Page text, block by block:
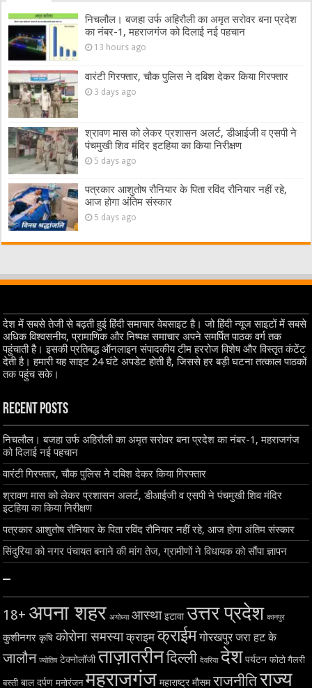
निचलौल। बजहा उर्फ अहिरौली का अमृत सरोवर बना प्रदेश
का नंबर-1, महराजगंज को दिलाई नई पहचान
13 hours ago
वारंटी गिरफ्तार, चौक पुलिस ने दबिश देकर किया गिरफ्तार
3 days ago
श्रावण मास को लेकर प्रशासन अलर्ट, डीआईजी व एसपी ने
पंचमुखी शिव मंदिर इटहिया का किया निरीक्षण
5 days ago
पत्रकार आशुतोष रौनियार के पिता रविंद रौनियार नहीं रहे,
आज होगा अंतिम संस्कार
5 days ago
देश में सबसे तेजी से बढ़ती हुई हिंदी समाचार वेबसाइट है। जो हिंदी न्यूज साइटों में सबसे
अधिक विश्वसनीय, प्रामाणिक और निष्पक्ष समाचार अपने समर्पित पाठक वर्ग तक
पहुंचाती है। इसकी प्रतिबद्ध ऑनलाइन संपादकीय टीम हररोज विशेष और विस्तृत कंटेंट
देती है। हमारी यह साइट 24 घंटे अपडेट होती है, जिससे हर बड़ी घटना तत्काल पाठकों
तक पहुंच सके।
Recent Posts
निचलौल। बजहा उर्फ अहिरौली का अमृत सरोवर बना प्रदेश का नंबर-1, महराजगंज
को दिलाई नई पहचान
वारंटी गिरफ्तार, चौक पुलिस ने दबिश देकर किया गिरफ्तार
श्रावण मास को लेकर प्रशासन अलर्ट, डीआईजी व एसपी ने पंचमुखी शिव मंदिर
इटहिया का किया निरीक्षण
पत्रकार आशुतोष रौनियार के पिता रविंद रौनियार नहीं रहे, आज होगा अंतिम संस्कार
सिंदुरिया को नगर पंचायत बनाने की मांग तेज, ग्रामीणों ने विधायक को सौंपा ज्ञापन
–
18+ अपना शहर अयोध्या आस्था इटावा उत्तर प्रदेश कानपुर
कुशीनगर कृषि कोरोना समस्या क्राइम क्राईम गोरखपुर जरा हट के
जालौन ज्योतिष टेक्नोलॉजी ताज़ातरीनदिल्ली देवरिया देश पर्यटन फोटो गैलरी
बस्ती बाल दर्पण मनोरंजन महराजगंज महाराष्ट्र मौसम राजनीतिराज्य